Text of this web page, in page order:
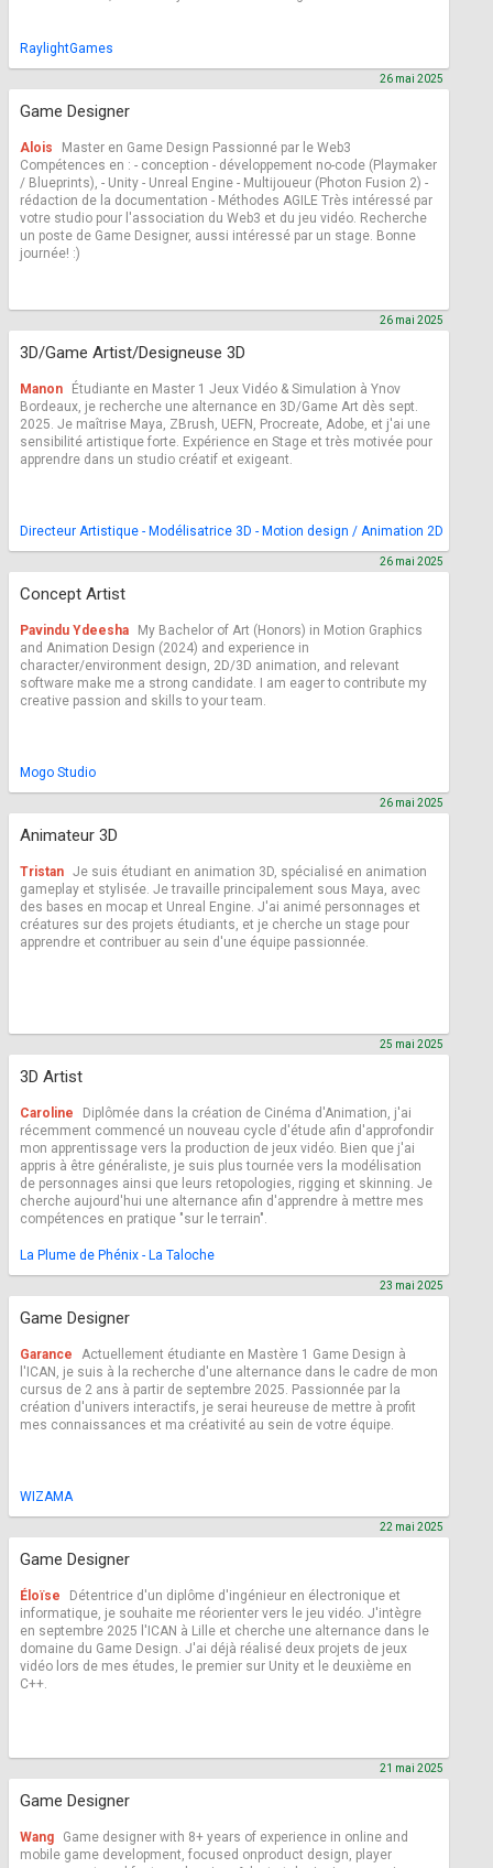
RaylightGames
Game Designer
26 mai 2025
Alois
Master en Game Design Passionné par le Web3
Compétences en : - conception - développement no-code (Playmaker
/ Blueprints), - Unity - Unreal Engine - Multijoueur (Photon Fusion 2) -
rédaction de la documentation - Méthodes AGILE Très intéressé par
votre studio pour l'association du Web3 et du jeu vidéo. Recherche
un poste de Game Designer, aussi intéressé par un stage. Bonne
journée! :)
3D/Game Artist/Designeuse 3D
26 mai 2025
Manon
Étudiante en Master 1 Jeux Vidéo & Simulation à Ynov
Bordeaux, je recherche une alternance en 3D/Game Art dès sept.
2025. Je maîtrise Maya, ZBrush, UEFN, Procreate, Adobe, et j'ai une
sensibilité artistique forte. Expérience en Stage et très motivée pour
apprendre dans un studio créatif et exigeant.
Directeur Artistique - Modélisatrice 3D - Motion design / Animation 2D
Concept Artist
26 mai 2025
Pavindu Ydeesha
My Bachelor of Art (Honors) in Motion Graphics
and Animation Design (2024) and experience in
character/environment design, 2D/3D animation, and relevant
software make me a strong candidate. I am eager to contribute my
creative passion and skills to your team.
Mogo Studio
Animateur 3D
26 mai 2025
Tristan Je suis étudiant en animation 3D, spécialisé en animation
gameplay et stylisée. Je travaille principalement sous Maya, avec
des bases en mocap et Unreal Engine. J'ai animé personnages et
créatures sur des projets étudiants, et je cherche un stage pour
apprendre et contribuer au sein d'une équipe passionnée.
3D Artist
25 mai 2025
Caroline
Diplômée dans la création de Cinéma d'Animation, j'ai
récemment commencé un nouveau cycle d'étude afin d'approfondir
mon apprentissage vers la production de jeux vidéo. Bien que j'ai
appris à être généraliste, je suis plus tournée vers la modélisation
de personnages ainsi que leurs retopologies, rigging et skinning. Je
cherche aujourd'hui une alternance afin d'apprendre à mettre mes
compétences en pratique "sur le terrain".
La Plume de Phénix - La Taloche
Game Designer
23 mai 2025
Garance
Actuellement étudiante en Mastère 1 Game Design à
l'ICAN, je suis à la recherche d'une alternance dans le cadre de mon
cursus de 2 ans à partir de septembre 2025. Passionnée par la
création d'univers interactifs, je serai heureuse de mettre à profit
mes connaissances et ma créativité au sein de votre équipe.
WIZAMA
Game Designer
22 mai 2025
Éloïse
Détentrice d'un diplôme d'ingénieur en électronique et
informatique, je souhaite me réorienter vers le jeu vidéo. J'intègre
en septembre 2025 l'ICAN à Lille et cherche une alternance dans le
domaine du Game Design. J'ai déjà réalisé deux projets de jeux
vidéo lors de mes études, le premier sur Unity et le deuxième en
C++.
Game Designer
21 mai 2025
Wang
Game designer with 8+ years of experience in online and
mobile game development, focused onproduct design, player